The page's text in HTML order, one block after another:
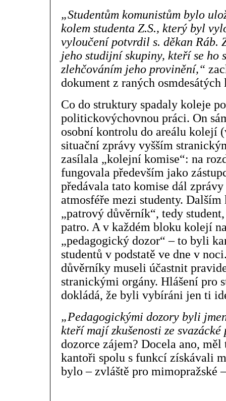
„Studentům komunistům bylo
kolem studenta Z.S., který byl
vyloučení potvrdil s. děkan Ráb.
jeho studijní skupiny, kteří se ho
zlehčováním jeho provinění,“
dokument z raných osmdesátých
Co do struktury spadaly koleje
politickovýchovnou práci. On
osobní kontrolu do areálu kolejí
situační zprávy vyšším
zasílala „kolejní komise“: na
fungovala především jako
předávala tato komise dál
atmosféře mezi studenty.
„patrový důvěrník“, tedy
patro. A v každém bloku kolejí
„pedagogický dozor“ – to byli
studentů v podstatě ve dne v
důvěrníky museli účastnit
stranickými orgány. Hlášení pro
dokládá, že byli vybíráni jen ti
„Pedagogickými dozory byli
kteří mají zkušenosti ze
dozorce zájem? Docela ano,
kantoři spolu s funkcí získávali
bylo – zvláště pro mimopražské